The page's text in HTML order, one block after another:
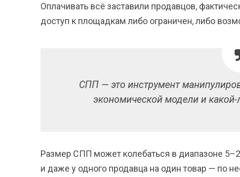
Оплачивать всё заставили продавцов,
доступ к площадкам либо ограничен, либо
СПП — это инструмент
экономической модели и
Размер СПП может колебаться в диапазоне
и даже у одного продавца на один товар — по